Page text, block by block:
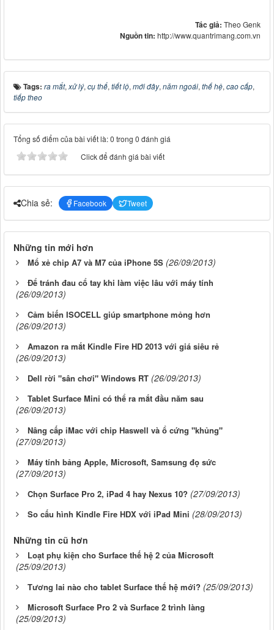
Tác giả: Theo Genk
Nguồn tin: http://www.quantrimang.com.vn
Tags: ra mắt, xử lý, cụ thể, tiết lộ, mới đây, năm ngoái, thế hệ, cao cấp,
tiếp theo
Tổng số điểm của bài viết là: 0 trong 0 đánh giá
Click để đánh giá bài viết
Chia sẻ: Facebook Tweet
Những tin mới hơn
Mổ xẻ chip A7 và M7 của iPhone 5S (26/09/2013)
Để tránh đau cổ tay khi làm việc lâu với máy tính
(26/09/2013)
Cảm biến ISOCELL giúp smartphone mỏng hơn
(26/09/2013)
Amazon ra mắt Kindle Fire HD 2013 với giá siêu rẻ
(26/09/2013)
Dell rời "sân chơi" Windows RT (26/09/2013)
Tablet Surface Mini có thể ra mắt đầu năm sau
(26/09/2013)
Nâng cấp iMac với chip Haswell và ổ cứng "khủng"
(27/09/2013)
Máy tính bảng Apple, Microsoft, Samsung đọ sức
(27/09/2013)
Chọn Surface Pro 2, iPad 4 hay Nexus 10? (27/09/2013)
So cấu hình Kindle Fire HDX với iPad Mini (28/09/2013)
Những tin cũ hơn
Loạt phụ kiện cho Surface thế hệ 2 của Microsoft
(25/09/2013)
Tương lai nào cho tablet Surface thế hệ mới? (25/09/2013)
Microsoft Surface Pro 2 và Surface 2 trình làng
(25/09/2013)